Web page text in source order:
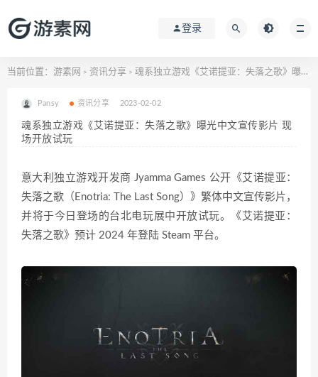
登录
当前位置： 游素网 > 资讯分享 > 魂系独立游戏《艾诺提亚：失落之歌》曝光中文宣传影片 现场开放试玩
Pansy 资讯分享 2023-02-02
魂系独立游戏《艾诺提亚：失落之歌》曝光中文宣传影片 现
场开放试玩
意大利独立游戏开发商 Jyamma Games 公开《艾诺提亚：
失落之歌（Enotria: The Last Song）》繁体中文宣传影片，
并将于今日登场的台北电玩展中开放试玩。《艾诺提亚：
失落之歌》预计 2024 年登陆 Steam 平台。